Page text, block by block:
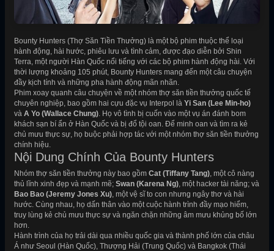
Bounty Hunters (Thợ Săn Tiền Thưởng) là một bộ phim thuộc thể loại
hành động, hài hước, phiêu lưu và tình cảm, được đạo diễn bởi Shin
Terra, một người Hàn Quốc nổi tiếng với các bộ phim hành động hài. Với
thời lượng khoảng 105 phút, Bounty Hunters mang đến một câu chuyện
đầy kịch tính và những pha hành động mãn nhãn.
Phim xoay quanh câu chuyện về một nhóm thợ săn tiền thưởng quốc tế
chuyên nghiệp, bao gồm hai cựu đặc vụ Interpol là Yi San (Lee Min-ho)
và A Yo (Wallace Chung) . Họ vô tình bị cuốn vào một vụ án đánh bom
khách sạn bí ẩn ở Hàn Quốc và bị đổ tội oan. Để minh oan và tìm ra kẻ
chủ mưu thực sự, họ buộc phải hợp tác với một nhóm thợ săn tiền thưởng
chính hiệu.
Nội Dung Chính Của Bounty Hunters
Nhóm thợ săn tiền thưởng này bao gồm Cat (Tiffany Tang) , một cô nàng
thủ lĩnh xinh đẹp và mạnh mẽ; Swan (Karena Ng) , một hacker tài năng; và
Bao Bao (Jeremy Jones Xu) , một vệ sĩ to con nhưng ngây thơ và hài
hước. Cùng nhau, họ dấn thân vào một cuộc hành trình đầy mạo hiểm,
truy lùng kẻ chủ mưu thực sự và ngăn chặn những âm mưu khủng bố lớn
hơn.
Hành trình của họ trải dài qua nhiều quốc gia và thành phố lớn của châu
Á như Seoul (Hàn Quốc), Thượng Hải (Trung Quốc) và Bangkok (Thái